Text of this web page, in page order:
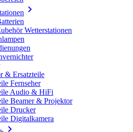

Wetterstationen
& Ersatzteile
Fernseher
Audio & HiFi
Beamer & Projektor
Drucker
Digitalkamera
